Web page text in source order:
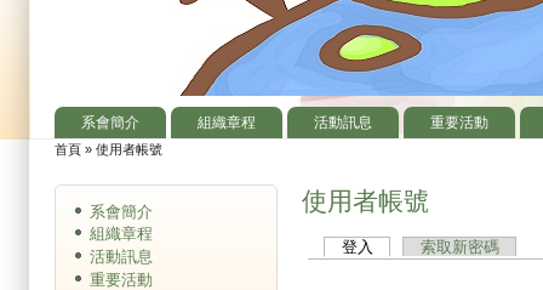
主選單
系會簡介 組織章程 活動訊息 重要活動
您在這裡
首頁 » 使用者帳號
使用者帳號
主要索引標籤
登入 (作用中頁籤)索取新密碼
系會簡介
組織章程
活動訊息
重要活動